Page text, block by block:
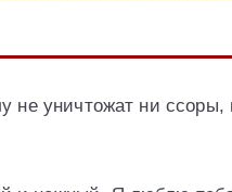
не уничтожат ни ссоры,